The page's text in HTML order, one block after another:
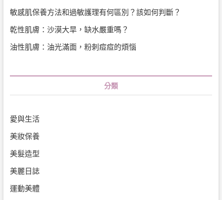
敏感肌保養方法和過敏護理有何區別？該如何判斷？
乾性肌膚：沙漠大旱，缺水嚴重嗎？
油性肌膚：油光滿面，粉刺痘痘的煩惱
分類
愛與生活
美妝保養
美髮造型
美麗日誌
運動美體